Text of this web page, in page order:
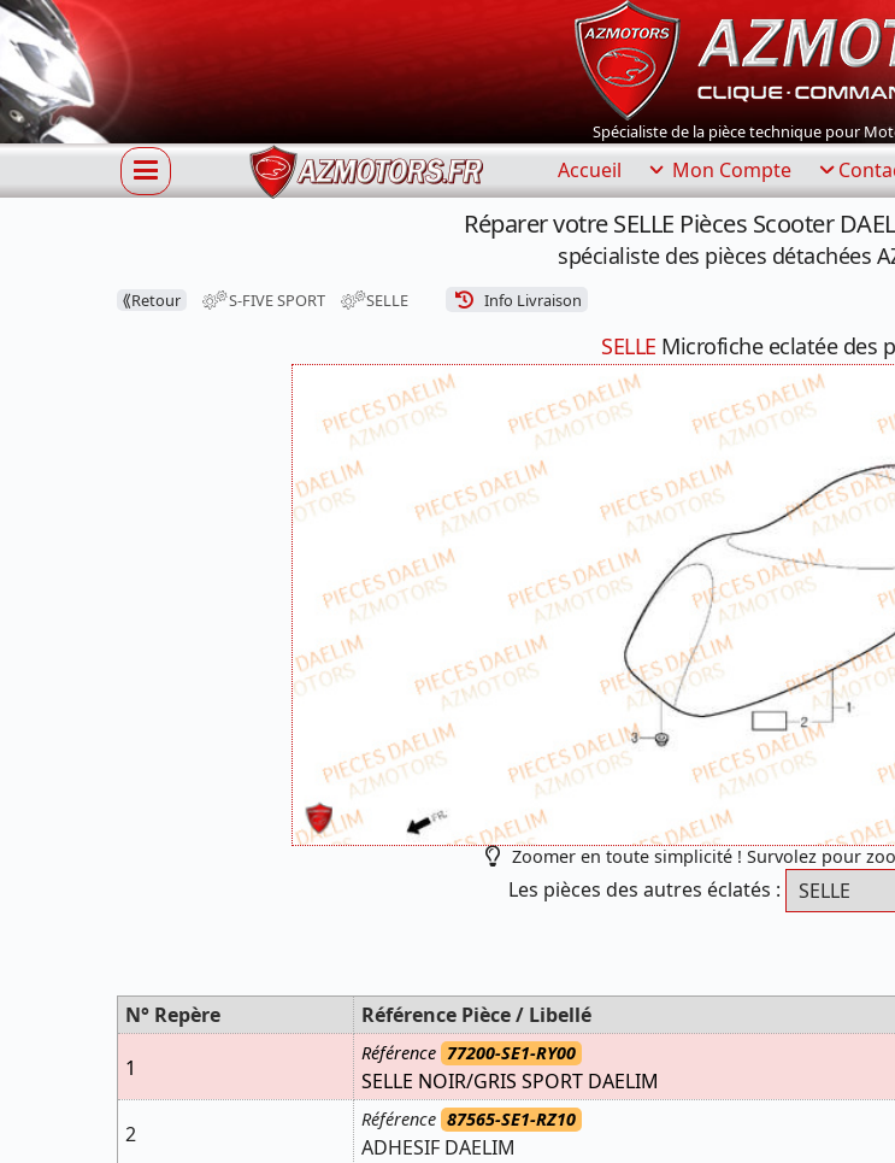
Spécialiste de la pièce technique pour
Accueil Mon Compte
Réparer votre SELLE Pièces Scooter
spécialiste des pièces détachées
⟪Retour S-FIVE SPORT SELLE Info Livraison
SELLE Microfiche eclatée des
Zoomer en toute simplicité ! Survolez pour
Les pièces des autres éclatés :
N° Repère Référence Pièce / Libellé
1
Référence 77200-SE1-RY00
SELLE NOIR/GRIS SPORT DAELIM
2
Référence 87565-SE1-RZ10
ADHESIF DAELIM